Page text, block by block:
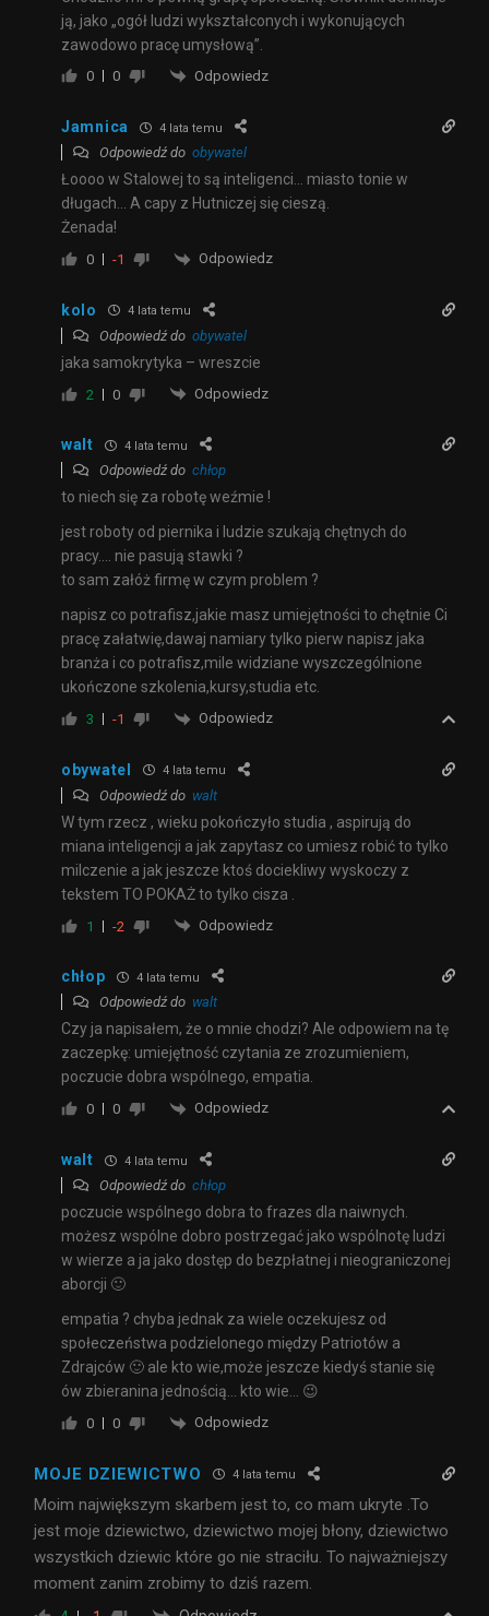
ją, jako „ogół ludzi wykształconych i wykonujących
zawodowo pracę umysłową”.
0 0 Odpowiedz
Jamnica 4 lata temu
Odpowiedź do obywatel
Łoooo w Stalowej to są inteligenci… miasto tonie w
długach… A capy z Hutniczej się cieszą.
Żenada!
0 -1 Odpowiedz
kolo 4 lata temu
Odpowiedź do obywatel
jaka samokrytyka – wreszcie
2 0 Odpowiedz
walt 4 lata temu
Odpowiedź do chłop
to niech się za robotę weźmie !
jest roboty od piernika i ludzie szukają chętnych do
pracy…. nie pasują stawki ?
to sam załóż firmę w czym problem ?
napisz co potrafisz,jakie masz umiejętności to chętnie Ci
pracę załatwię,dawaj namiary tylko pierw napisz jaka
branża i co potrafisz,mile widziane wyszczególnione
ukończone szkolenia,kursy,studia etc.
3 -1 Odpowiedz
obywatel 4 lata temu
Odpowiedź do walt
W tym rzecz , wieku pokończyło studia , aspirują do
miana inteligencji a jak zapytasz co umiesz robić to tylko
milczenie a jak jeszcze ktoś dociekliwy wyskoczy z
tekstem TO POKAŻ to tylko cisza .
1 -2 Odpowiedz
chłop 4 lata temu
Odpowiedź do walt
Czy ja napisałem, że o mnie chodzi? Ale odpowiem na tę
zaczepkę: umiejętność czytania ze zrozumieniem,
poczucie dobra wspólnego, empatia.
0 0 Odpowiedz
walt 4 lata temu
Odpowiedź do chłop
poczucie wspólnego dobra to frazes dla naiwnych.
możesz wspólne dobro postrzegać jako wspólnotę ludzi
w wierze a ja jako dostęp do bezpłatnej i nieograniczonej
aborcji 🙂
empatia ? chyba jednak za wiele oczekujesz od
społeczeństwa podzielonego między Patriotów a
Zdrajców 🙂 ale kto wie,może jeszcze kiedyś stanie się
ów zbieranina jednością… kto wie… 😉
0 0 Odpowiedz
MOJE DZIEWICTWO 4 lata temu
Moim największym skarbem jest to, co mam ukryte .To
jest moje dziewictwo, dziewictwo mojej błony, dziewictwo
wszystkich dziewic które go nie straciłu. To najważniejszy
moment zanim zrobimy to dziś razem.